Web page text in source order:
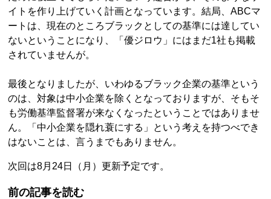
イトを作り上げていく計画となっています。結局、ABCマ
ートは、現在のところブラックとしての基準には達してい
ないということになり、「優ジロウ」にはまだ1社も掲載
されていませんが。
最後となりましたが、いわゆるブラック企業の基準という
のは、対象は中小企業を除くとなっておりますが、そもそ
も労働基準監督署が来なくなったということではありませ
ん。「中小企業を隠れ蓑にする」という考えを持つべでき
はないことは、言うまでもありません。
次回は8月24日（月）更新予定です。
前の記事を読む